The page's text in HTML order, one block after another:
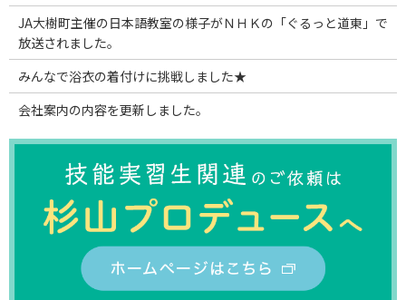
JA大樹町主催の日本語教室の様子がＮＨＫの「ぐるっと道東」で
放送されました。
みんなで浴衣の着付けに挑戦しました★
会社案内の内容を更新しました。